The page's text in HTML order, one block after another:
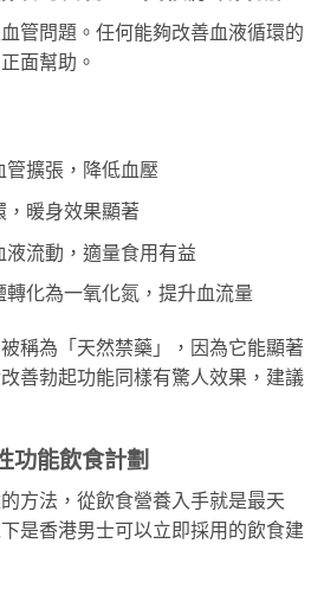
管問題。任何能夠改善血液循環的
面幫助。
擴張，降低血壓
，暖身效果顯著
流動，適量食用有益
化為一氧化氮，提升血流量
稱為「天然禁藥」，因為它能顯著
善勃起功能同樣有驚人效果，建議
功能飲食計劃
方法，從飲食營養入手就是最天
是香港男士可以立即採用的飲食建